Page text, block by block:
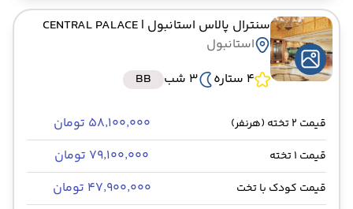
سنترال پالاس استانبول | CENTRAL PALACE
استانبول
4 ستاره
3 شب BB
قیمت 2 تخته (هرنفر) ۵۸٬۱۰۰٬۰۰۰ تومان
قیمت 1 تخته ۷۹٬۱۰۰٬۰۰۰ تومان
قیمت کودک با تخت ۴۷٬۹۰۰٬۰۰۰ تومان